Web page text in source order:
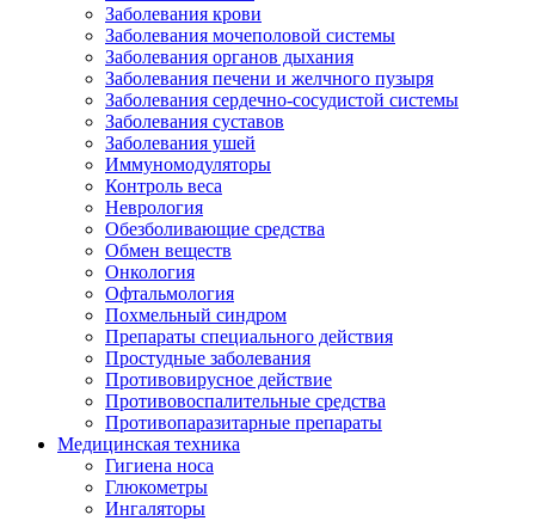
Заболевания крови
Заболевания мочеполовой системы
Заболевания органов дыхания
Заболевания печени и желчного пузыря
Заболевания сердечно-сосудистой системы
Заболевания суставов
Заболевания ушей
Иммуномодуляторы
Контроль веса
Неврология
Обезболивающие средства
Обмен веществ
Онкология
Офтальмология
Похмельный синдром
Препараты специального действия
Простудные заболевания
Противовирусное действие
Противовоспалительные средства
Противопаразитарные препараты
Медицинская техника
Гигиена носа
Глюкометры
Ингаляторы